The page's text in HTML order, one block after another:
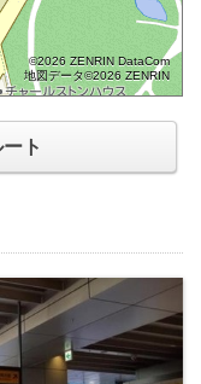
©2026 ZENRIN DataCom
地図データ©2026 ZENRIN
ト